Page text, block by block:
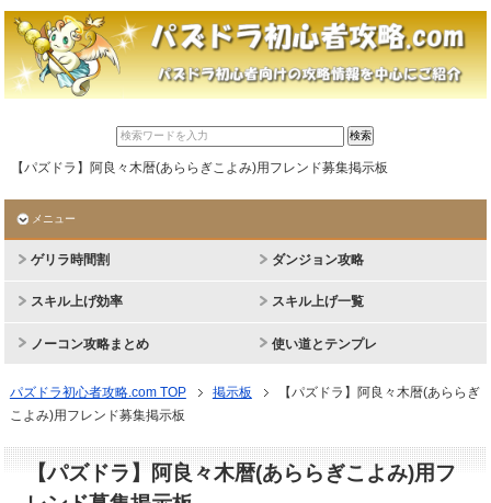
【パズドラ】阿良々木暦(あららぎこよみ)用フレンド募集掲示板
メニュー
ゲリラ時間割 ダンジョン攻略
スキル上げ効率 スキル上げ一覧
ノーコン攻略まとめ 使い道とテンプレ
パズドラ初心者攻略.com TOP 掲示板
【パズドラ】阿良々木暦(あららぎ
こよみ)用フレンド募集掲示板
【パズドラ】阿良々木暦(あららぎこよみ)用フ